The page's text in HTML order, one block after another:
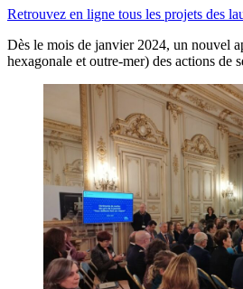
Retrouvez en ligne tous les projets des
Dès le mois de janvier 2024, un nouvel
hexagonale et outre-mer) des actions de